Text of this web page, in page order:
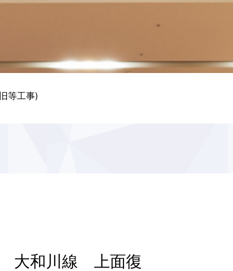
等工事)
大和川線 上面復